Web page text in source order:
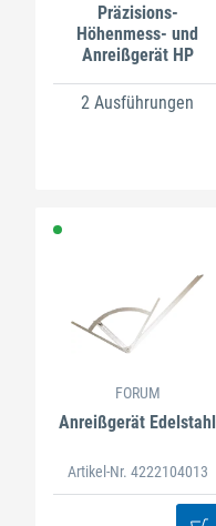
Präzisions-
Höhenmess- und
Anreißgerät HP
2 Ausführungen
FORUM
Anreißgerät Edelstahl
Artikel-Nr. 4222104013